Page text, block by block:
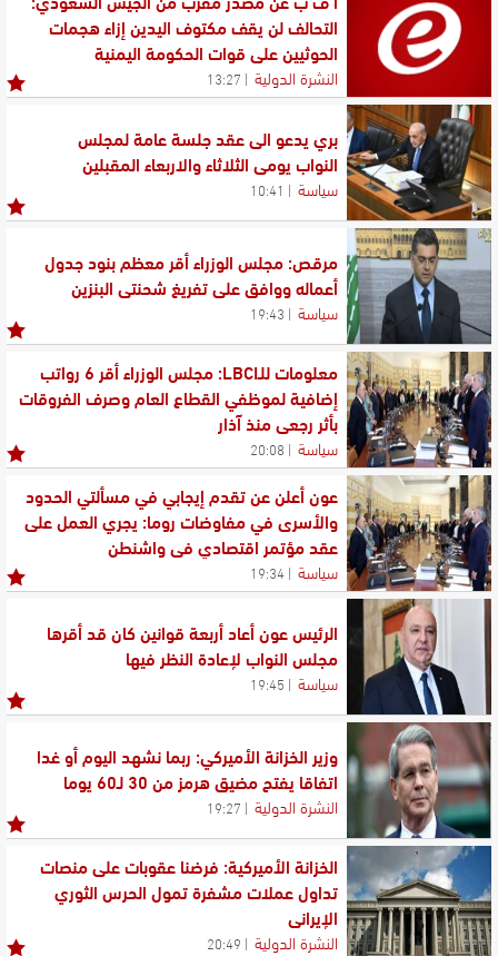
التحالف لن يقف مكتوف اليدين إزاء هجمات
الحوثيين على قوات الحكومة اليمنية
النشرة الدولية 13:27
بري يدعو الى عقد جلسة عامة لمجلس
النواب يومي الثلاثاء والاربعاء المقبلين
سياسة 10:41
مرقص: مجلس الوزراء أقر معظم بنود جدول
أعماله ووافق على تفريغ شحنتي البنزين
سياسة 19:43
معلومات للـLBCI: مجلس الوزراء أقر 6 رواتب
إضافية لموظفي القطاع العام وصرف الفروقات
بأثر رجعي منذ آذار
سياسة 20:08
عون أعلن عن تقدم إيجابي في مسألتي الحدود
والأسرى في مفاوضات روما: يجري العمل على
عقد مؤتمر اقتصادي في واشنطن
سياسة 19:34
الرئيس عون أعاد أربعة قوانين كان قد أقرها
مجلس النواب لإعادة النظر فيها
سياسة 19:45
وزير الخزانة الأميركي: ربما نشهد اليوم أو غدا
اتفاقا يفتح مضيق هرمز من 30 لـ60 يوما
النشرة الدولية 19:27
الخزانة الأميركية: فرضنا عقوبات على منصات
تداول عملات مشفرة تمول الحرس الثوري
الإيراني
النشرة الدولية 20:49